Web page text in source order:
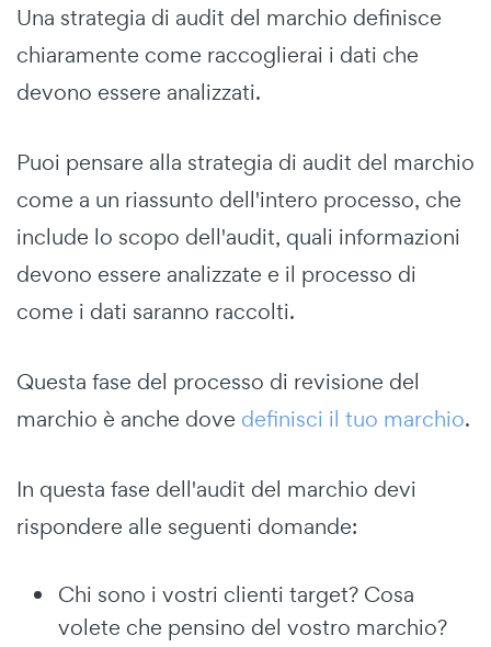
Una strategia di audit del marchio definisce
chiaramente come raccoglierai i dati che
devono essere analizzati.
Puoi pensare alla strategia di audit del marchio
come a un riassunto dell'intero processo, che
include lo scopo dell'audit, quali informazioni
devono essere analizzate e il processo di
come i dati saranno raccolti.
Questa fase del processo di revisione del
marchio è anche dove definisci il tuo marchio.
In questa fase dell'audit del marchio devi
rispondere alle seguenti domande:
Chi sono i vostri clienti target? Cosa
volete che pensino del vostro marchio?